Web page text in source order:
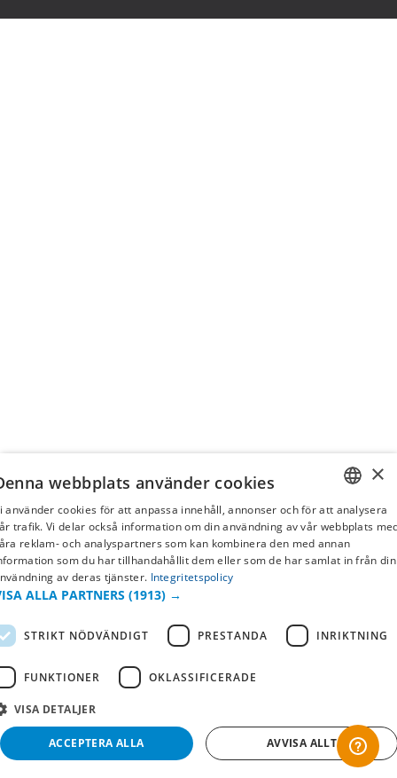
SWEDISH
FI
×
webbplats använder cookies
använder cookies för att anpassa innehåll, annonser och för att analysera
trafik. Vi delar också information om din användning av vår webbplats
reklam- och analyspartners som kan kombinera den med annan
som du har tillhandahållit dem eller som de har samlat in från din
av deras tjänster. Integritetspolicy
ALLA PARTNERS (1913) →
STRIKT NÖDVÄNDIGT PRESTANDA INRIKTNING
FUNKTIONER OKLASSIFICERADE
VISA DETALJER
ACCEPTERA ALLA AVVISA ALLT